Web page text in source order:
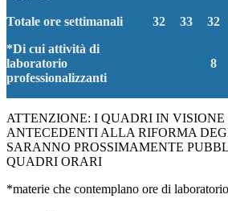
Totale ore settimanali 32 33 32
*Di cui attività di
laboratorio
professionalizzanti
8
ATTENZIONE: I QUADRI IN VISIONE
ANTECEDENTI ALLA RIFORMA
SARANNO PROSSIMAMENTE
QUADRI ORARI
*materie che contemplano ore di laboratorio